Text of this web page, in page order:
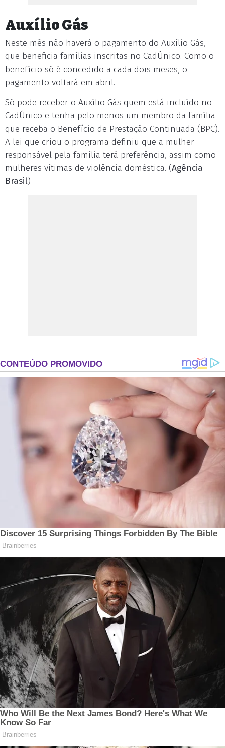
Auxílio Gás
Neste mês não haverá o pagamento do Auxílio Gás,
que beneficia famílias inscritas no CadÚnico. Como o
benefício só é concedido a cada dois meses, o
pagamento voltará em abril.
Só pode receber o Auxílio Gás quem está incluído no
CadÚnico e tenha pelo menos um membro da família
que receba o Benefício de Prestação Continuada (BPC).
A lei que criou o programa definiu que a mulher
responsável pela família terá preferência, assim como
mulheres vítimas de violência doméstica. (Agência
Brasil)